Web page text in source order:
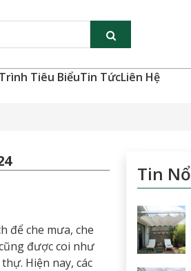
Tiêu BiểuTin TứcLiên Hệ
để che mưa, che
được coi như
Hiện nay, các
Tin